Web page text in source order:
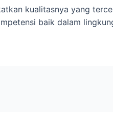
kualitasnya yang
baik dalam